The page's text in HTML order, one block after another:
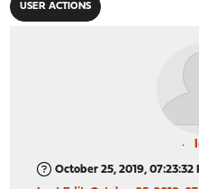
USER ACTIONS
October 25, 2019, 07:23:32